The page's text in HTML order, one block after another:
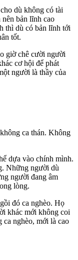
dù không có tài
bản lĩnh cao
thì dù có bản lĩnh tới
tốt.
giờ chê cười người
cơ hội để phát
người là thầy của
ca thán. Không
dựa vào chính mình.
Những người dù
người đang âm
lòng.
đó ca nghèo. Họ
khác mới không coi
nghèo, mới là cao